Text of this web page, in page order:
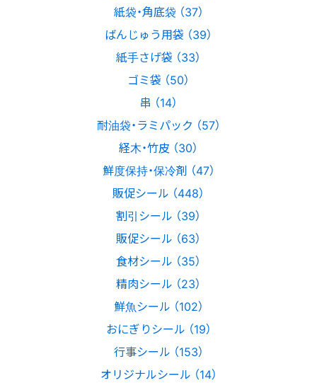
紙袋・角底袋 （37）
ばんじゅう用袋 （39）
紙手さげ袋 （33）
ゴミ袋 （50）
串 （14）
耐油袋・ラミパック （57）
経木・竹皮 （30）
鮮度保持・保冷剤 （47）
販促シール （448）
割引シール （39）
販促シール （63）
食材シール （35）
精肉シール （23）
鮮魚シール （102）
おにぎりシール （19）
行事シール （153）
オリジナルシール （14）